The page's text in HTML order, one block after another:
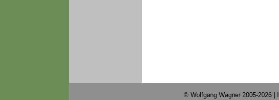
© Wolfgang Wagner 2005-2026 |